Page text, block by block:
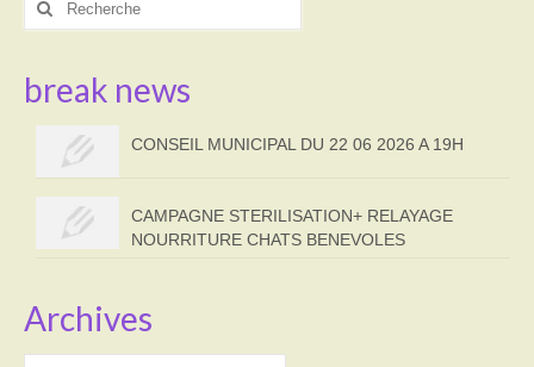
break news
CONSEIL MUNICIPAL DU 22 06 2026 A 19H
CAMPAGNE STERILISATION+ RELAYAGE
NOURRITURE CHATS BENEVOLES
Archives